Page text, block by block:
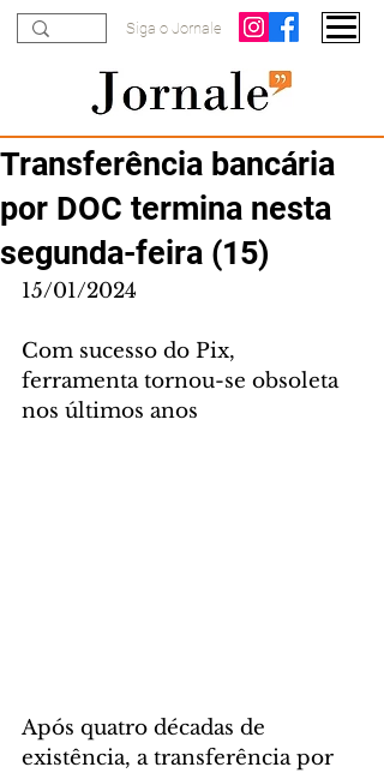
Siga o Jornale
Transferência bancária
por DOC termina nesta
segunda-feira (15)
15/01/2024
Com sucesso do Pix,
ferramenta tornou-se obsoleta
nos últimos anos
Após quatro décadas de
existência, a transferência por